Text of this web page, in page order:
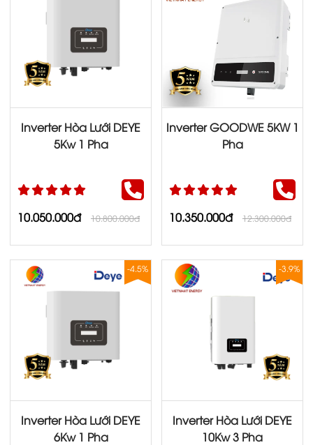
Inverter Hòa Lưới DEYE
5Kw 1 Pha
10.050.000đ 10.800.000đ
Inverter GOODWE 5KW 1
Pha
10.350.000đ 12.300.000đ
-4.5%
Inverter Hòa Lưới DEYE
6Kw 1 Pha
-3.9%
Inverter Hòa Lưới DEYE
10Kw 3 Pha